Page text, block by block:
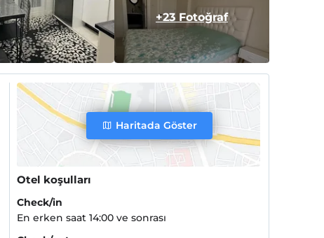
+23 Fotoğraf
Haritada Göster
Otel koşulları
Check/in
En erken saat 14:00 ve sonrası